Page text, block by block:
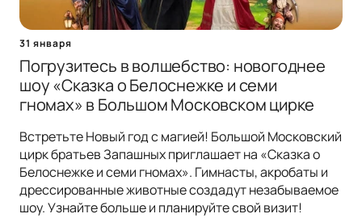
31 января
Погрузитесь в волшебство: новогоднее
шоу «Сказка о Белоснежке и семи
гномах» в Большом Московском цирке
Встретьте Новый год с магией! Большой Московский
цирк братьев Запашных приглашает на «Сказка о
Белоснежке и семи гномах». Гимнасты, акробаты и
дрессированные животные создадут незабываемое
шоу. Узнайте больше и планируйте свой визит!